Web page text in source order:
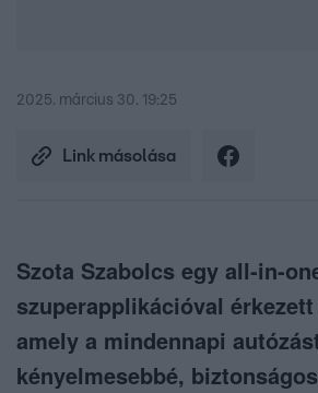
2025. március 30. 19:25
Link másolása
Szota Szabolcs egy all-in-
szuperapplikációval érkezett
amely a mindennapi
kényelmesebbé,